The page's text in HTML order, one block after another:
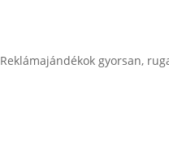
Reklámajándékok gyorsan,